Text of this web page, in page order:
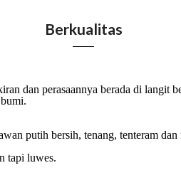
Berkualitas
dan perasaannya berada di langit
putih bersih, tenang, tenteram
tapi luwes.